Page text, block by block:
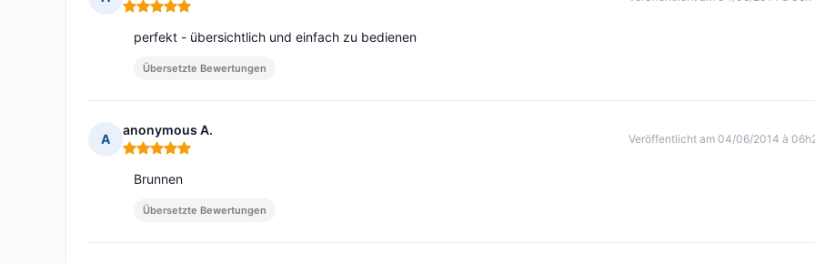
Hinweis: 5 von 5
perfekt - übersichtlich und einfach zu bedienen
Übersetzte Bewertungen
A
anonymous A.
Hinweis: 5 von 5
Veröffentlicht am 04/06/2014 à
Brunnen
Übersetzte Bewertungen